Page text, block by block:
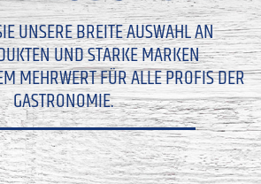
UNSERE BREITE AUSWAHL AN
UND STARKE MARKEN
MEHRWERT FÜR ALLE PROFIS DER
GASTRONOMIE.